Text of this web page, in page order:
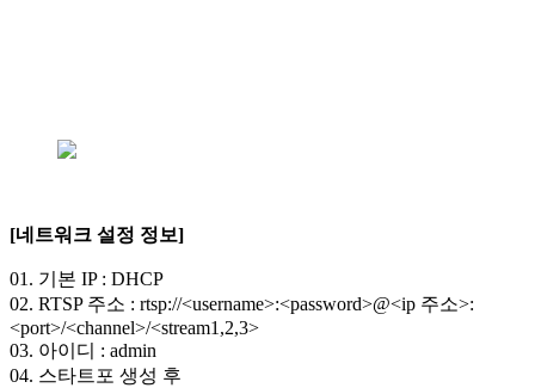
[네트워크 설정 정보]
01. 기본 IP : DHCP
02. RTSP 주소 : rtsp://<username>:<password>@<ip 주소>:
<port>/<channel>/<stream1,2,3>
03. 아이디 : admin
04. 스타트포 생성 후